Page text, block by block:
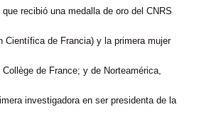
recibió una medalla de oro del CNRS
Científica de Francia) y la primera mujer
de France; y de Norteamérica,
investigadora en ser presidenta de la